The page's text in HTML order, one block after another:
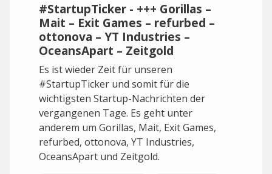
#StartupTicker - +++ Gorillas –
Mait – Exit Games – refurbed –
ottonova – YT Industries –
OceansApart – Zeitgold
Es ist wieder Zeit für unseren
#StartupTicker und somit für die
wichtigsten Startup-Nachrichten der
vergangenen Tage. Es geht unter
anderem um Gorillas, Mait, Exit Games,
refurbed, ottonova, YT Industries,
OceansApart und Zeitgold.